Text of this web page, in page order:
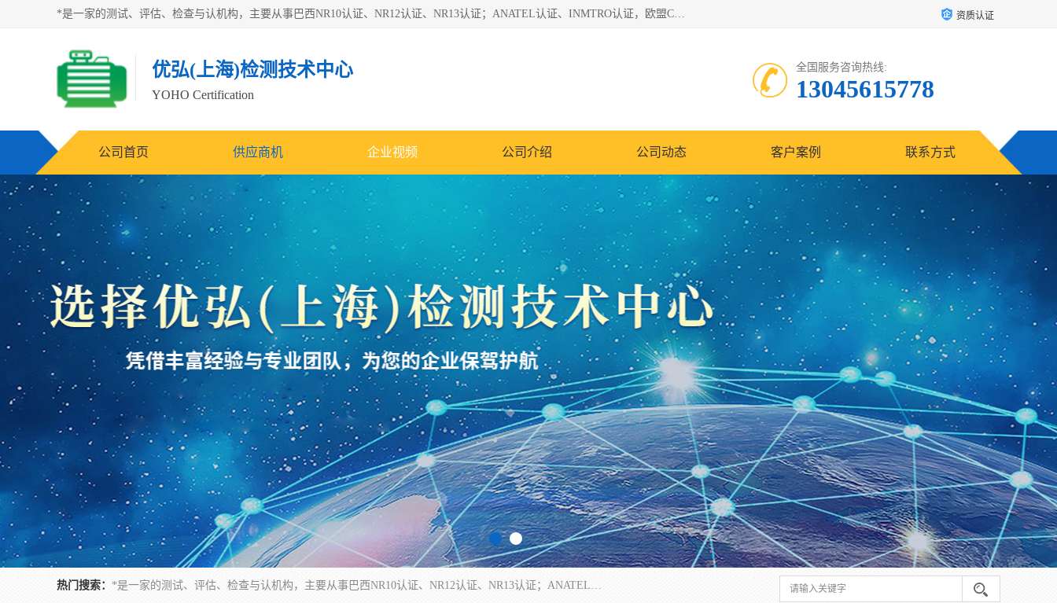
*是一家的测试、评估、检查与认机构，主要从事巴西NR10认证、NR12认证、NR13认证；ANATEL认证、INMTRO认证，欧盟CE认证：MD认证，PED认证，MID认证，ATEX认证，德国蓝色天使认证。 资质认证
优弘(上海)检测技术中心
YOHO Certification
全国服务咨询热线:
13045615778
公司首页 供应商机 企业视频 公司介绍 公司动态 客户案例 联系方式
热门搜索： *是一家的测试、评估、检查与认机构，主要从事巴西NR10认证、NR12认证、NR13认证；ANATEL认证、INMTRO认证，欧盟CE认证：MD认证，PED认证，MID认证，ATEX认证，德国蓝色天使认证。